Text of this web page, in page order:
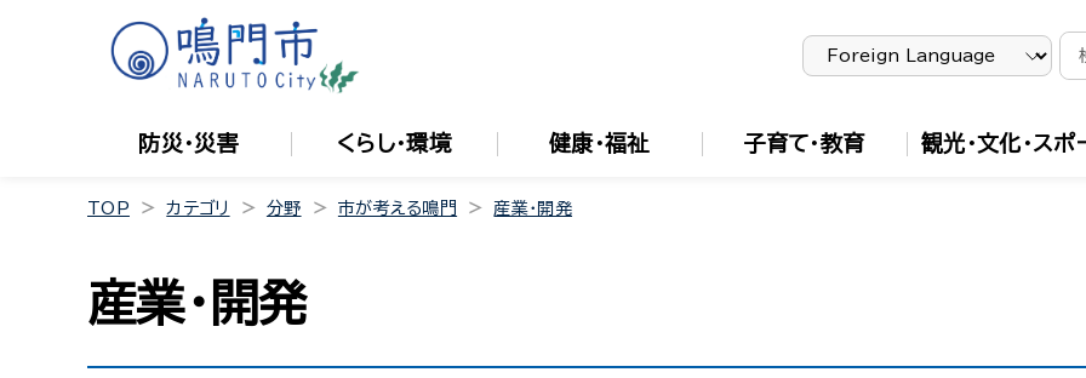
防災・災害 くらし・環境 健康・福祉 子育て・教育 観光・文化・スポ
TOP カテゴリ 分野 市が考える鳴門 産業・開発
産業・開発